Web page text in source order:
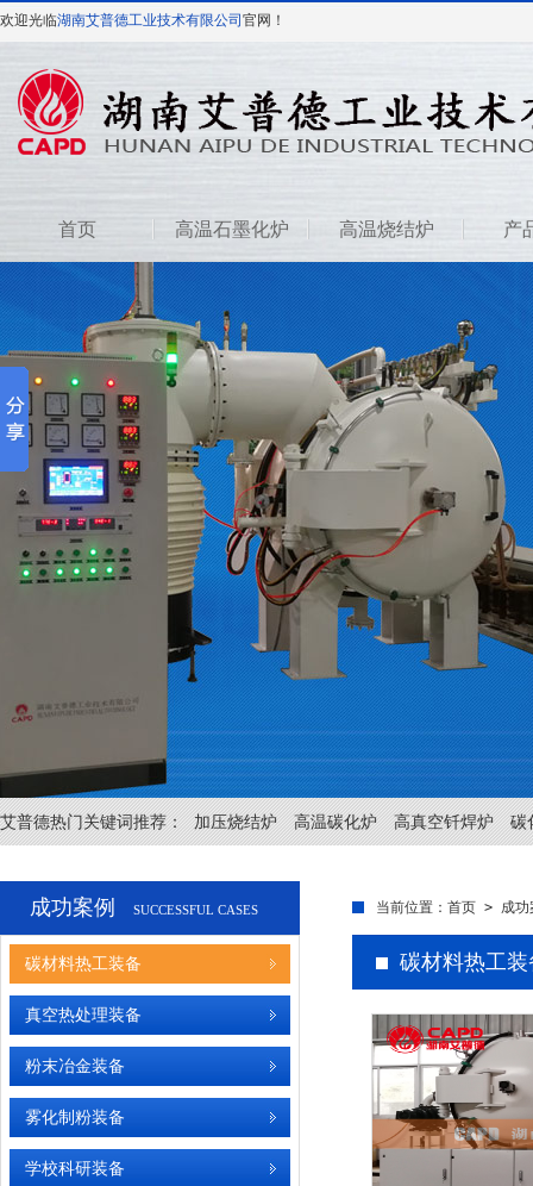
欢迎光临湖南艾普德工业技术有限公司 官网！
首页 高温石墨化炉 高温烧结炉 产
艾普德热门关键词推荐： 加压烧结炉 高温碳化炉 高真空钎焊炉 碳
成功案例 SUCCESSFUL CASES
碳材料热工装备
真空热处理装备
粉末冶金装备
雾化制粉装备
学校科研装备
当前位置： 首页 > 成功
碳材料热工装